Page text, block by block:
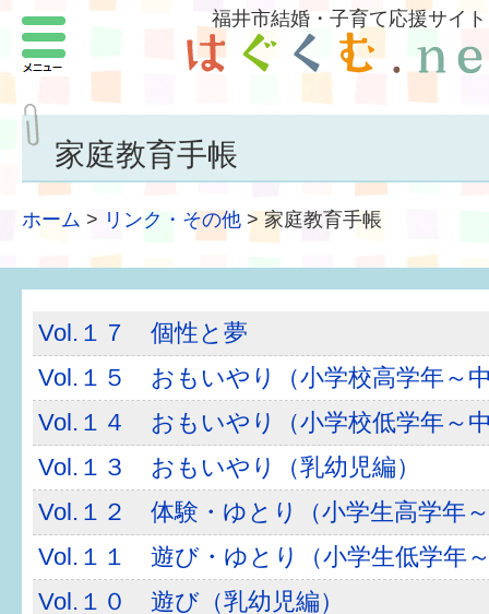
福井市結婚・子育て応援サイト
家庭教育手帳
ホーム > リンク・その他 > 家庭教育手帳
Vol.１７ 個性と夢
Vol.１５ おもいやり（小学校高学年～
Vol.１４ おもいやり（小学校低学年～
Vol.１３ おもいやり（乳幼児編）
Vol.１２ 体験・ゆとり（小学生高学年
Vol.１１ 遊び・ゆとり（小学生低学年
Vol.１０ 遊び（乳幼児編）
メニュー
結婚したい
子どもがほしい
子どもを育てよう
もしものときの緊急連絡先
届出・手当・助成
健診・予防接種
仲間づくり・遊び場
子どもを預けたい